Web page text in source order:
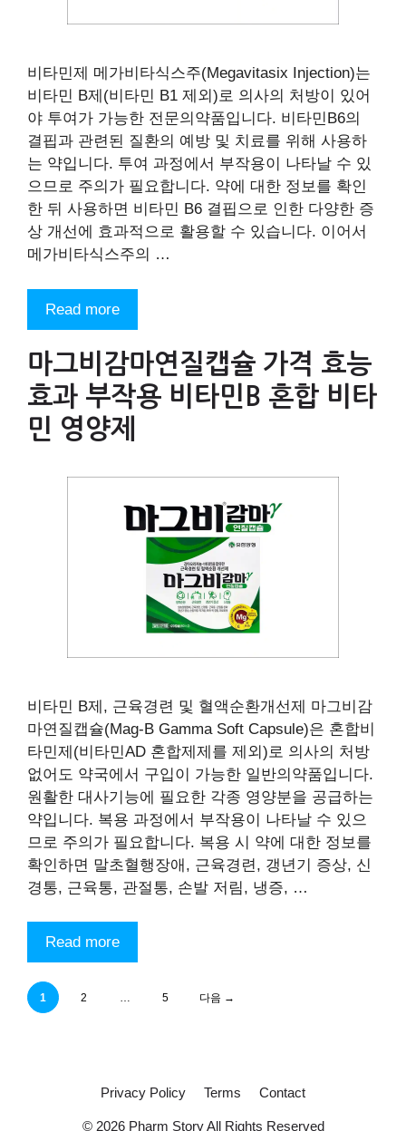
비타민제 메가비타식스주(Megavitasix Injection)는
비타민 B제(비타민 B1 제외)로 의사의 처방이 있어
야 투여가 가능한 전문의약품입니다. 비타민B6의
결핍과 관련된 질환의 예방 및 치료를 위해 사용하
는 약입니다. 투여 과정에서 부작용이 나타날 수 있
으므로 주의가 필요합니다. 약에 대한 정보를 확인
한 뒤 사용하면 비타민 B6 결핍으로 인한 다양한 증
상 개선에 효과적으로 활용할 수 있습니다. 이어서
메가비타식스주의 …
Read more
마그비감마연질캡슐 가격 효능
효과 부작용 비타민B 혼합 비타
민 영양제
비타민 B제, 근육경련 및 혈액순환개선제 마그비감
마연질캡슐(Mag-B Gamma Soft Capsule)은 혼합비
타민제(비타민AD 혼합제제를 제외)로 의사의 처방
없어도 약국에서 구입이 가능한 일반의약품입니다.
원활한 대사기능에 필요한 각종 영양분을 공급하는
약입니다. 복용 과정에서 부작용이 나타날 수 있으
므로 주의가 필요합니다. 복용 시 약에 대한 정보를
확인하면 말초혈행장애, 근육경련, 갱년기 증상, 신
경통, 근육통, 관절통, 손발 저림, 냉증, …
Read more
페
이
1
페
2 …
페
5 다음 →
Privacy Policy Terms Contact
© 2026 Pharm Story All Rights Reserved